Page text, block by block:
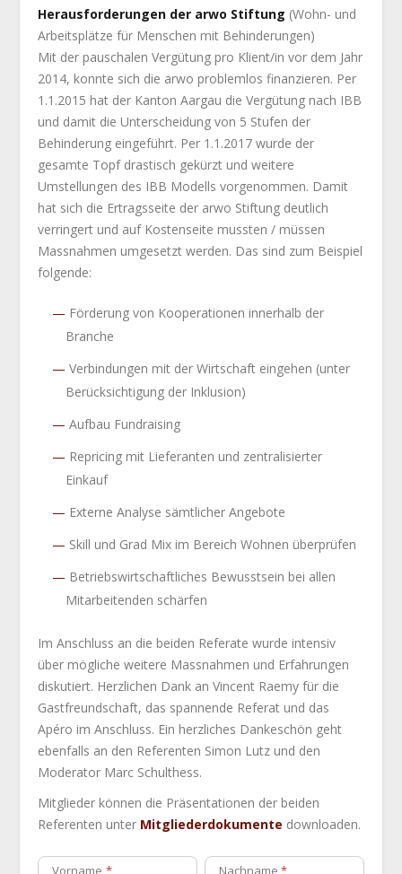
Herausforderungen der arwo Stiftung (Wohn- und
Arbeitsplätze für Menschen mit Behinderungen)
Mit der pauschalen Vergütung pro Klient/in vor dem Jahr
2014, konnte sich die arwo problemlos finanzieren. Per
1.1.2015 hat der Kanton Aargau die Vergütung nach IBB
und damit die Unterscheidung von 5 Stufen der
Behinderung eingeführt. Per 1.1.2017 wurde der
gesamte Topf drastisch gekürzt und weitere
Umstellungen des IBB Modells vorgenommen. Damit
hat sich die Ertragsseite der arwo Stiftung deutlich
verringert und auf Kostenseite mussten / müssen
Massnahmen umgesetzt werden. Das sind zum Beispiel
folgende:
Förderung von Kooperationen innerhalb der
Branche
Verbindungen mit der Wirtschaft eingehen (unter
Berücksichtigung der Inklusion)
Aufbau Fundraising
Repricing mit Lieferanten und zentralisierter
Einkauf
Externe Analyse sämtlicher Angebote
Skill und Grad Mix im Bereich Wohnen überprüfen
Betriebswirtschaftliches Bewusstsein bei allen
Mitarbeitenden schärfen
Im Anschluss an die beiden Referate wurde intensiv
über mögliche weitere Massnahmen und Erfahrungen
diskutiert. Herzlichen Dank an Vincent Raemy für die
Gastfreundschaft, das spannende Referat und das
Apéro im Anschluss. Ein herzliches Dankeschön geht
ebenfalls an den Referenten Simon Lutz und den
Moderator Marc Schulthess.
Mitglieder können die Präsentationen der beiden
Referenten unter Mitgliederdokumente downloaden.
Vorname Nachname